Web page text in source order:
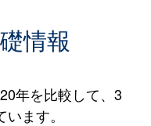
情報
年を比較して、3
ます。